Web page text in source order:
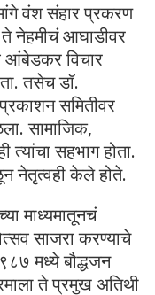
वंश संहार प्रकरण
ते नेहमीचं आघाडीवर
आंबेडकर विचार
तसेच डॉ.
समितीवर
सामाजिक,
त्यांचा सहभाग होता.
नेतृत्वही केले होते.
माध्यमातूनचं
साजरा करण्याचे
मध्ये बौद्धजन
ते प्रमुख अतिथी